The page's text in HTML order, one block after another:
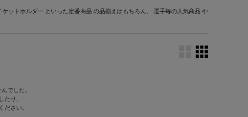
ケットホルダー といった定番商品 の品揃えはもちろん、 選手毎の人気商品 や
でした。
たり、
ださい。